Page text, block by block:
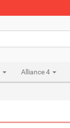
Alliance 4